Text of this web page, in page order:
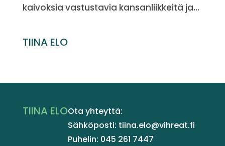
kaivoksia vastustavia kansanliikkeitä ja...
TIINA ELO
TIINA ELOOta yhteyttä:
Sähköposti: tiina.elo@vihreat.fi
Puhelin: 045 261 7447